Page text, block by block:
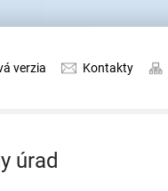
verzia Kontakty
úrad